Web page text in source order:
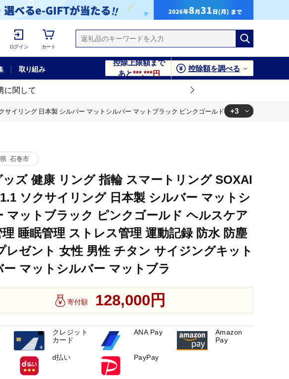
ログイン カート
取り組み
控除上限額まで
あと***,***円
控除額を調べる
に関して
サイリング 日本製 シルバー マットシルバー マットブラック ピンクゴールド ヘルスケア 健康
ック ピンクゴールド ヘルスケア 健康管理 睡眠管理 ストレス管理 運動記録 防水 防
ック ピンクゴールド ヘルスケア 健康管理 睡眠管理 ストレス管理 運動記録 防水 防
+3
石巻市
ッズ 健康 リング 指輪 スマートリング SOXAI
ソクサイリング 日本製 シルバー マットシ
マットブラック ピンクゴールド ヘルスケア
睡眠管理 ストレス管理 運動記録 防水 防塵
レゼント 女性 男性 チタン サイジングキット
ー マットシルバー マットブラ
寄付額 128,000円
クレジット
カード
ANA Pay
Amazon
Pay
d払い PayPay